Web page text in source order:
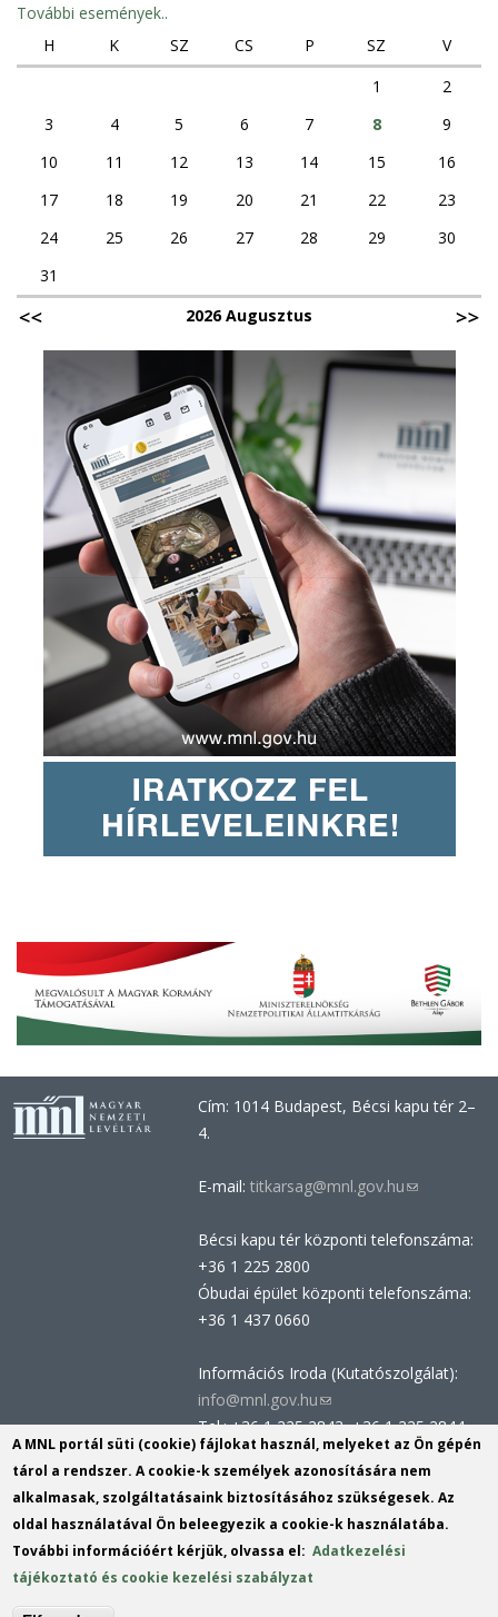
További események..
H
K SZ CS P SZ
V
1
2
3
4 5 6 7 8
9
10
11 12 13 14 15
16
17
18 19 20 21 22
23
24
25 26 27 28 29
30
31
2026 Augusztus
Cím: 1014 Budapest, Bécsi kapu tér 2–
4.
E-mail: titkarsag@mnl.gov.hu(link
e-
Bécsi kapu tér központi telefonszáma:
+36 1 225 2800
Óbudai épület központi telefonszáma:
+36 1 437 0660
Információs Iroda (Kutatószolgálat):
info@mnl.gov.hu(link
sends
e-
mail)
Tel.: +36 1 225 2843, +36 1 225 2844
Postacím: 1014 Budapest, Bécsi kapu
tér 2-4.
Felnőttképzési nyilvántartási szám:
B/2020/002162
Engedélyszám: E/2020/000419
A MNL portál süti (cookie) fájlokat használ, melyeket az Ön gépén
tárol a rendszer. A cookie-k személyek azonosítására nem
alkalmasak, szolgáltatásaink biztosításához szükségesek. Az
oldal használatával Ön beleegyezik a cookie-k használatába.
További információért kérjük, olvassa el:Adatkezelési
tájékoztató és cookie kezelési szabályzat